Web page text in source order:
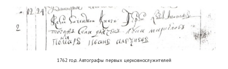
1762 год. Автографы первых церковнослужителей